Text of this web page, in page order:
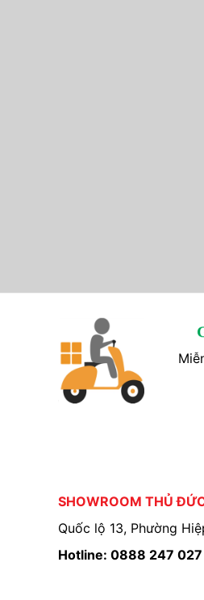
SHOWROOM THỦ
Quốc lộ 13, Phường
Hotline: 0888 247 027